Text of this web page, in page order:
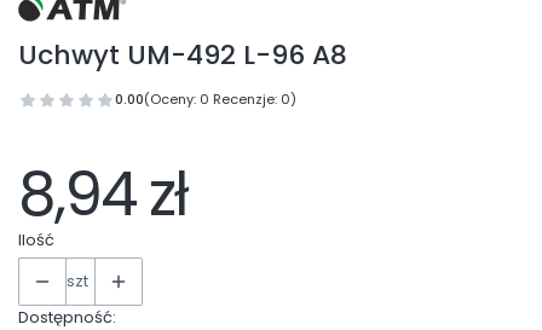
Uchwyt UM-492 L-96 A8
0.00(Oceny: 0 Recenzje: 0)
8,94 zł
Ilość
szt
Dostępność: